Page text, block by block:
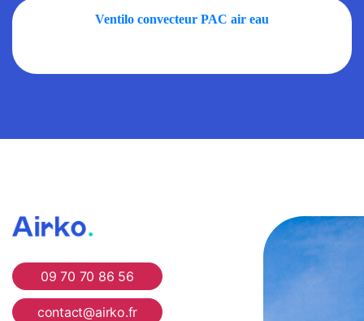
Ventilo convecteur PAC air eau
Airko09 70 70 86 56
contact@airko.fr